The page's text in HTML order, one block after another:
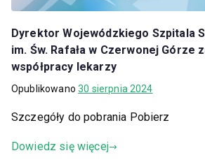
Dyrektor Wojewódzkiego Szpitala
im. Św. Rafała w Czerwonej Górze
współpracy lekarzy
Opublikowano30 sierpnia 2024
Szczegóły do pobrania Pobierz
Dowiedz się więcej